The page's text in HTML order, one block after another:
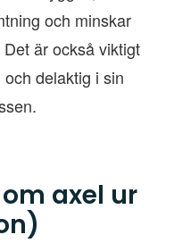
och minskar
är också viktigt
delaktig i sin
axel ur